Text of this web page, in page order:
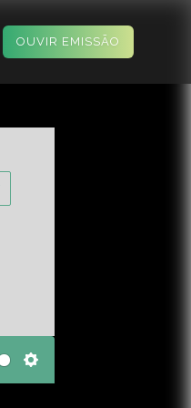
OUVIR EMISSÃO
Settings